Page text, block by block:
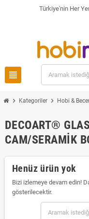
Türkiye'nin Her
view_headline
chevron_right Kategoriler chevron_right Hobi &
DECOART®
CAM/SERAMIK
Henüz ürün yok
Bizi izlemeye devam edin!
gösterilecektir.